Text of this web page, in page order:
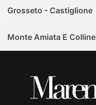
Grosseto - Castiglione
Monte Amiata E Colline